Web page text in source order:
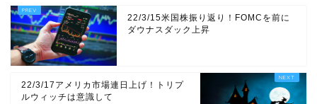
22/3/15米国株振り返り！FOMCを前に
ダウナスダック上昇
22/3/17アメリカ市場連日上げ！トリプ
ルウィッチは意識して